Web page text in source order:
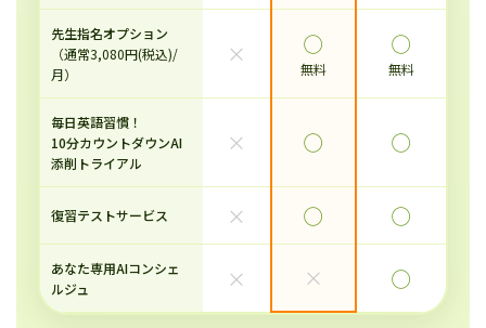
先生指名オプション
（通常3,080円(税込)/
月）
× ◯
無料
◯
無料
毎日英語習慣！
10分カウントダウンAI
添削トライアル
× ◯ ◯
復習テストサービス × ◯ ◯
あなた専用AIコンシェ
ルジュ
× × ◯